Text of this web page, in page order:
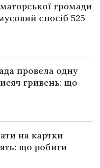
громади
спосіб 525
провела одну
гривень: що
на картки
що робити